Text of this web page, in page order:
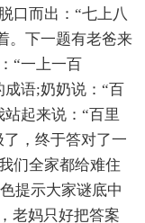
口而出：“七上八
。下一题有老爸来
“一上一百
语;奶奶说：“百
起来说：“百里
，终于答对了一
们全家都给难住
提示大家谜底中
老妈只好把答案